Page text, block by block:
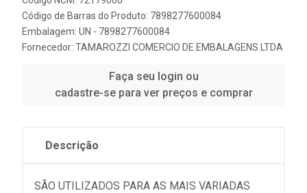
Código de Barras do Produto: 7898277600084
Embalagem: UN - 7898277600084
Fornecedor: TAMAROZZI COMERCIO DE EMBALAGENS LTDA
Faça seu login ou
cadastre-se para ver preços e comprar
Descrição
SÃO UTILIZADOS PARA AS MAIS VARIADAS